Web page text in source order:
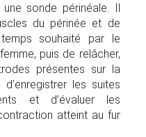
sonde périnéale. Il
du périnée et de
souhaité par le
puis de relâcher,
présentes sur la
les suites
et d’évaluer les
atteint au fur